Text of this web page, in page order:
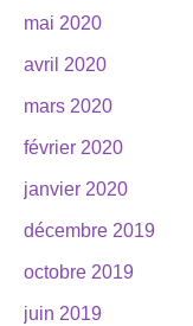
mai 2020
avril 2020
mars 2020
février 2020
janvier 2020
décembre 2019
octobre 2019
juin 2019